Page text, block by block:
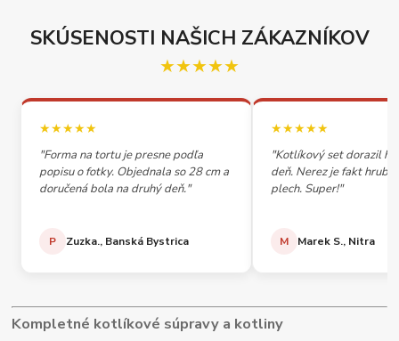
SKÚSENOSTI NAŠICH ZÁKAZNÍKOV
★★★★★
★★★★★
"Forma na tortu je presne podľa
popisu o fotky. Objednala so 28 cm a
doručená bola na druhý deň."
P Zuzka., Banská Bystrica
★★★★★
"Kotlíkový set dorazil
deň. Nerez je fakt
plech. Super!"
M Marek S., Nitra
Kompletné kotlíkové súpravy a kotliny